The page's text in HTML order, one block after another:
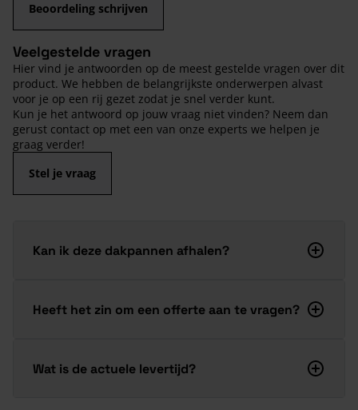
Beoordeling schrijven
Veelgestelde vragen
Hier vind je antwoorden op de meest gestelde vragen over dit
product. We hebben de belangrijkste onderwerpen alvast
voor je op een rij gezet zodat je snel verder kunt.
Kun je het antwoord op jouw vraag niet vinden? Neem dan
gerust contact op met een van onze experts we helpen je
graag verder!
Stel je vraag
Kan ik deze dakpannen afhalen?
Heeft het zin om een offerte aan te vragen?
Wat is de actuele levertijd?